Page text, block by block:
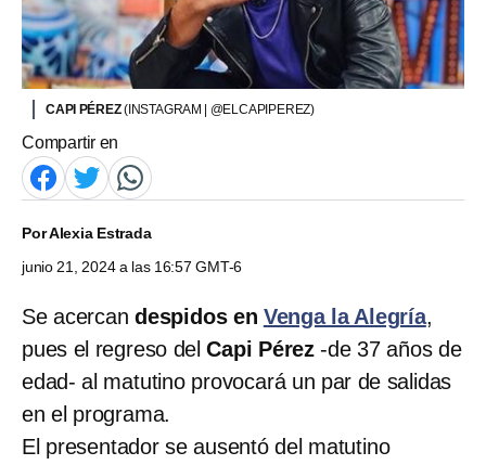
CAPI PÉREZ(INSTAGRAM | @ELCAPIPEREZ)
Compartir en
PorAlexia Estrada
junio 21, 2024 a las 16:57 GMT-6
Se acercan despidos en Venga la Alegría,
pues el regreso delCapi Pérez-de 37 años de
edad- al matutino provocará un par de salidas
en el programa.
El presentador se ausentó del matutino